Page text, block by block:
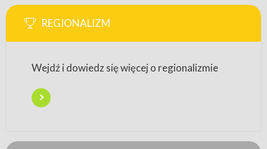
REGIONALIZM
Wejdź i dowiedz się więcej o regionalizmie